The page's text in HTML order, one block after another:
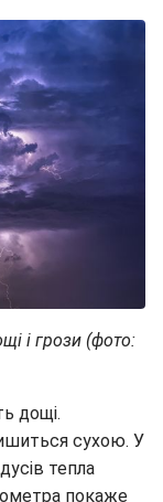
і грози (фото:
дощі.
сухою. У
тепла
покаже